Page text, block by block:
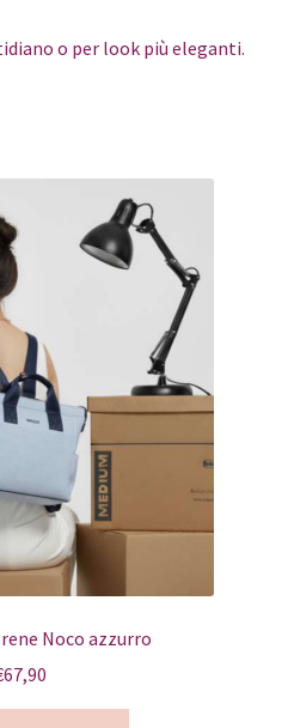
o per look più eleganti.
Noco azzurro
67,90